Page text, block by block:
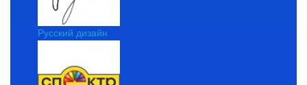
Русский дизайн